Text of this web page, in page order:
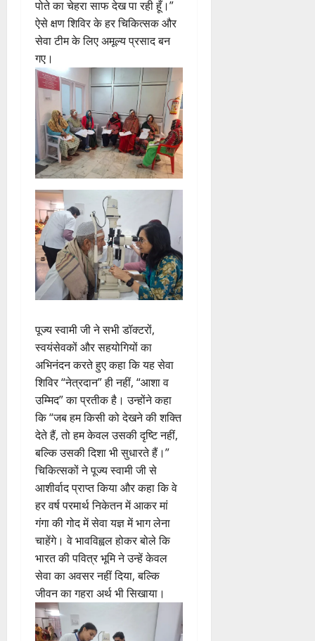
पोते का चेहरा साफ देख पा रही हूँ।”
ऐसे क्षण शिविर के हर चिकित्सक और
सेवा टीम के लिए अमूल्य प्रसाद बन
गए।
पूज्य स्वामी जी ने सभी डॉक्टरों,
स्वयंसेवकों और सहयोगियों का
अभिनंदन करते हुए कहा कि यह सेवा
शिविर “नेत्रदान” ही नहीं, “आशा व
उम्मिद” का प्रतीक है। उन्होंने कहा
कि “जब हम किसी को देखने की शक्ति
देते हैं, तो हम केवल उसकी दृष्टि नहीं,
बल्कि उसकी दिशा भी सुधारते हैं।”
चिकित्सकों ने पूज्य स्वामी जी से
आशीर्वाद प्राप्त किया और कहा कि वे
हर वर्ष परमार्थ निकेतन में आकर मां
गंगा की गोद में सेवा यज्ञ में भाग लेना
चाहेंगे। वे भावविह्वल होकर बोले कि
भारत की पवित्र भूमि ने उन्हें केवल
सेवा का अवसर नहीं दिया, बल्कि
जीवन का गहरा अर्थ भी सिखाया।